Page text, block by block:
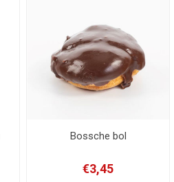
Bossche bol
€3,45